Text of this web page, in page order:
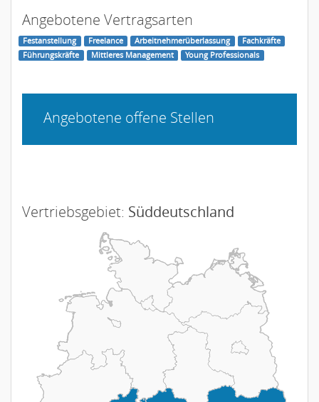
Angebotene Vertragsarten
Festanstellung Freelance Arbeitnehmerüberlassung
Fachkräfte
Führungskräfte
Mittleres Management Young Professionals
Angebotene offene Stellen
Vertriebsgebiet: Süddeutschland